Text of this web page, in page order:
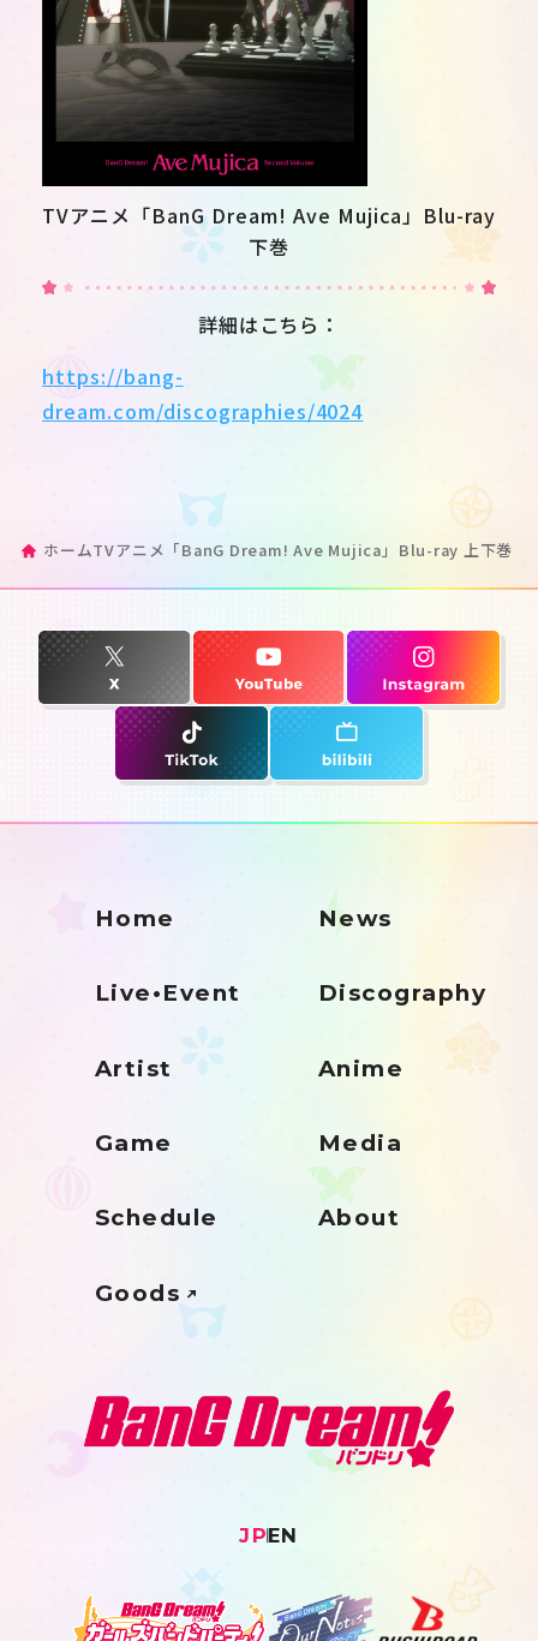
TVアニメ「BanG Dream! Ave Mujica」Blu-ray
下巻
詳細はこちら：
https://bang-
dream.com/discographies/4024
ホームTVアニメ「BanG Dream! Ave Mujica」Blu-ray 上下巻
Home News
Live•Event Discography
Artist Anime
Game Media
Schedule About
Goods
JPEN